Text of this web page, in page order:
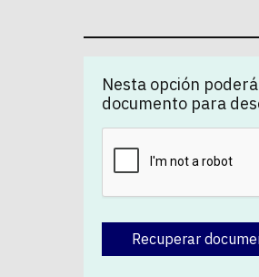
Nesta opción
documento para
Recuperar